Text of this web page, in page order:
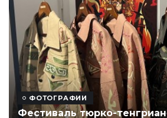
ФОТОГРАФИИ
Фестиваль тюрко-